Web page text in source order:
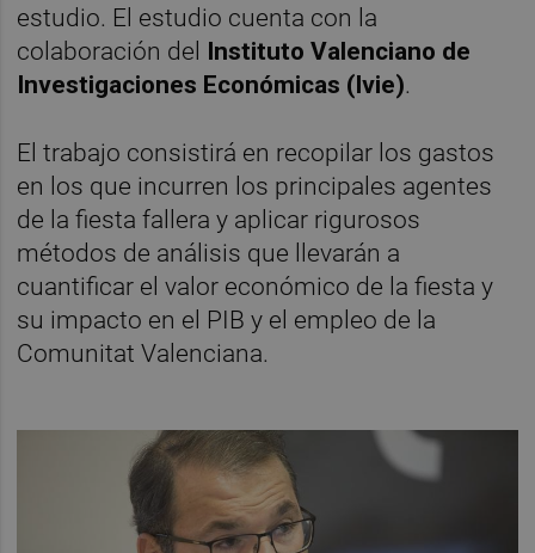
estudio. El estudio cuenta con la
colaboración del Instituto Valenciano de
Investigaciones Económicas (Ivie).
El trabajo consistirá en recopilar los gastos
en los que incurren los principales agentes
de la fiesta fallera y aplicar rigurosos
métodos de análisis que llevarán a
cuantificar el valor económico de la fiesta y
su impacto en el PIB y el empleo de la
Comunitat Valenciana.